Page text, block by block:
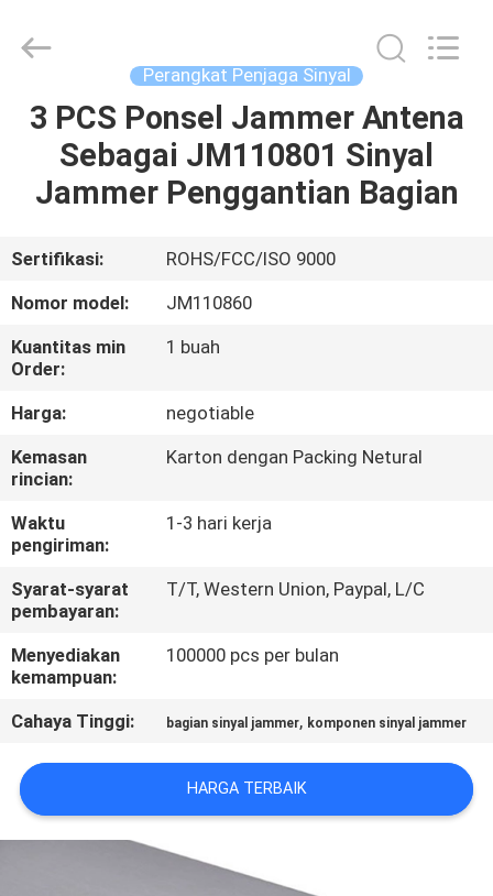
RUMAH
PRODUK
TENTANG
KAMI
TUR
PABRIK
KONTROL
KUALITAS
HUBUNGI
KAMI
BERITA
KASUS
BLOG
Limited.
Perangkat Penjaga Sinyal
3 PCS Ponsel Jammer Antena
Sebagai JM110801 Sinyal
Jammer Penggantian Bagian
Sertifikasi:
ROHS/FCC/ISO 9000
Nomor model:
JM110860
Kuantitas min
Order:
1 buah
Harga:
negotiable
Kemasan
rincian:
Karton dengan Packing Netural
Waktu
pengiriman:
1-3 hari kerja
Syarat-syarat
pembayaran:
T/T, Western Union, Paypal, L/C
Menyediakan
kemampuan:
100000 pcs per bulan
Cahaya Tinggi: bagian sinyal jammer, komponen sinyal jammer
HARGA TERBAIK